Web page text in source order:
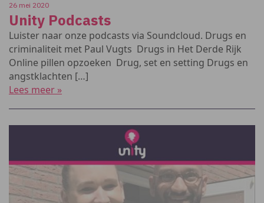
26 mei 2020
Unity Podcasts
Luister naar onze podcasts via Soundcloud. Drugs en
criminaliteit met Paul Vugts Drugs in Het Derde Rijk
Online pillen opzoeken Drug, set en setting Drugs en
angstklachten […]
Lees meer »